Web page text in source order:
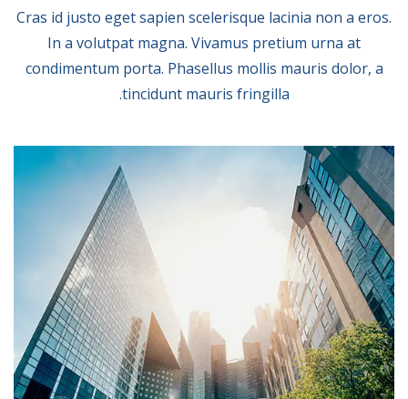
Cras id justo eget sapien scelerisque lacinia non a eros.
In a volutpat magna. Vivamus pretium urna at
condimentum porta. Phasellus mollis mauris dolor, a
tincidunt mauris fringilla.